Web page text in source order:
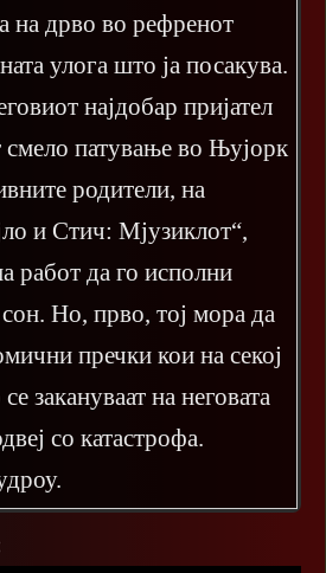
на дрво во рефренот
улога што ја посакува.
најдобар пријател
патување во Њујорк
родители, на
и Стич: Мјузиклот“,
работ да го исполни
Но, прво, тој мора да
пречки кои на секој
закануваат на неговата
со катастрофа.